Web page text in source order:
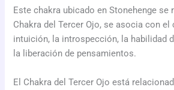
Este chakra ubicado en Stonehenge se
Chakra del Tercer Ojo, se asocia con
intuición, la introspección, la habilidad
la liberación de pensamientos.
El Chakra del Tercer Ojo está